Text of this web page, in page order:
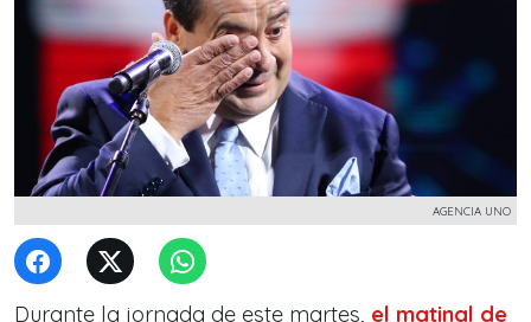
AGENCIA UNO
Durante la jornada de este martes, el matinal de